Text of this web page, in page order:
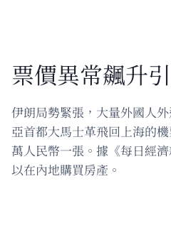
票價異常飆升
伊朗局勢緊張，大量外國人
亞首都大馬士革飛回上海的
萬人民幣一張。據《每日經
以在內地購買房產。